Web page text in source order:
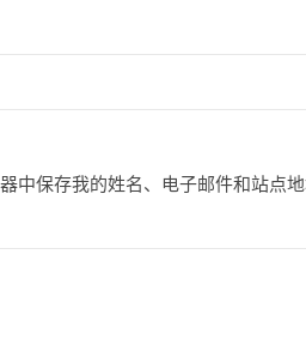
中保存我的姓名、电子邮件和站点